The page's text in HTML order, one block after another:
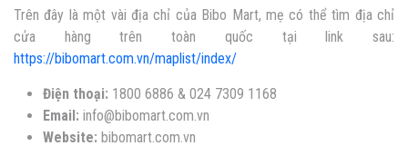
Trên đây là một vài địa chỉ của Bibo Mart, mẹ có thể tìm địa chỉ
cửa hàng trên toàn quốc tại link sau:
https://bibomart.com.vn/maplist/index/
Điện thoại: 1800 6886 & 024 7309 1168
Email: info@bibomart.com.vn
Website: bibomart.com.vn